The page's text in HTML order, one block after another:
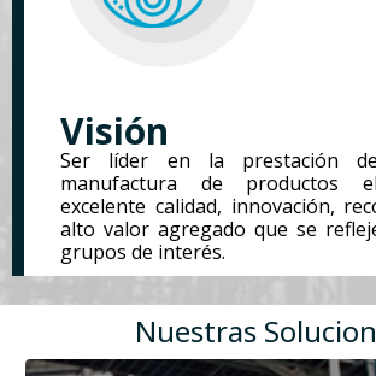
Visión
Ser líder en la prestación
manufactura de productos
excelente calidad, innovación,
alto valor agregado que se
grupos de interés.
Nuestras